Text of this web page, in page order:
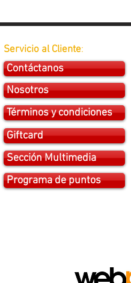
Servicio al Cliente:
Contáctanos
Nosotros
Términos y condiciones
Giftcard
Sección Multimedia
Programa de puntos